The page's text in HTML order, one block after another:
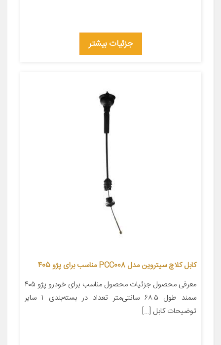
جزئیات بیشتر
کابل کلاچ سیتروین مدل PCC008 مناسب برای پژو 405
معرفی محصول جزئیات محصول مناسب برای خودرو پژو ۴۰۵
سمند طول ۶۸.۵ سانتی‌متر تعداد در بسته‌بندی ۱ سایر
توضیحات کابل […]